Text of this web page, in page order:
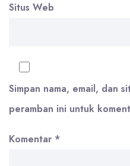
Situs Web
Simpan nama, email, dan
peramban ini untuk
Komentar *